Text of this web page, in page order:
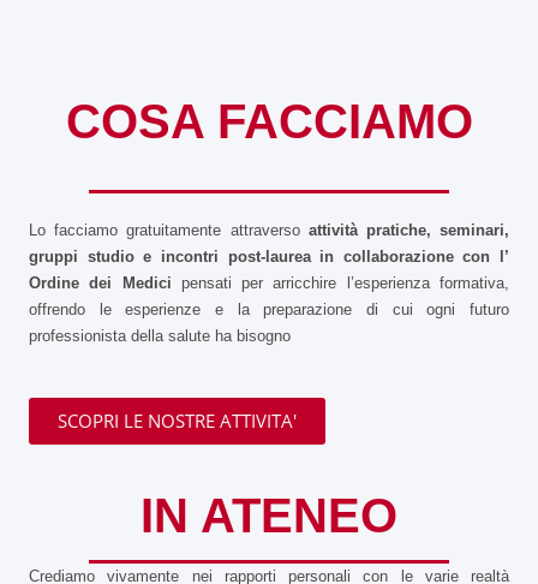
COSA FACCIAMO
Lo facciamo gratuitamente attraverso attività pratiche, seminari,
gruppi studio e incontri post-laurea in collaborazione con l’
Ordine dei Medici pensati per arricchire l’esperienza formativa,
offrendo le esperienze e la preparazione di cui ogni futuro
professionista della salute ha bisogno
SCOPRI LE NOSTRE ATTIVITA'
IN ATENEO
Crediamo vivamente nei rapporti personali con le varie realtà